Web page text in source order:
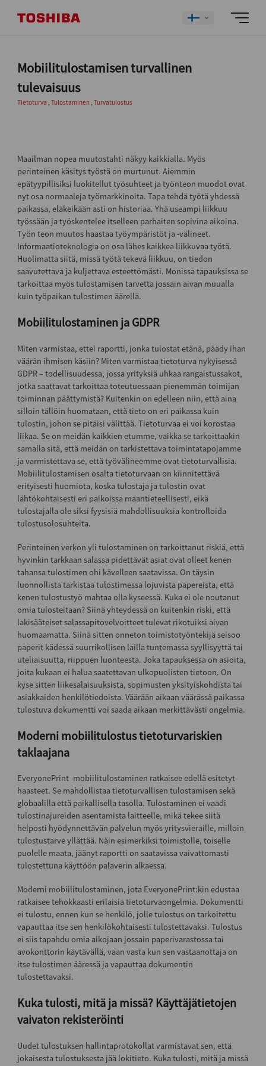
Mobiilitulostamisen turvallinen
tulevaisuus
Tietoturva , Tulostaminen , Turvatulostus
Maailman nopea muutostahti näkyy kaikkialla. Myös
perinteinen käsitys työstä on murtunut. Aiemmin
epätyypillisiksi luokitellut työsuhteet ja työnteon muodot ovat
nyt osa normaaleja työmarkkinoita. Tapa tehdä työtä yhdessä
paikassa, eläkeikään asti on historiaa. Yhä useampi liikkuu
työssään ja työskentelee itselleen parhaiten sopivina aikoina.
Työn teon muutos haastaa työympäristöt ja -välineet.
Informaatioteknologia on osa lähes kaikkea liikkuvaa työtä.
Huolimatta siitä, missä työtä tekevä liikkuu, on tiedon
saavutettava ja kuljettava esteettömästi. Monissa tapauksissa se
tarkoittaa myös tulostamisen tarvetta jossain aivan muualla
kuin työpaikan tulostimen äärellä.
Mobiilitulostaminen ja GDPR
Miten varmistaa, ettei raportti, jonka tulostat etänä, päädy ihan
väärän ihmisen käsiin? Miten varmistaa tietoturva nykyisessä
GDPR – todellisuudessa, jossa yrityksiä uhkaa rangaistussakot,
jotka saattavat tarkoittaa toteutuessaan pienemmän toimijan
toiminnan päättymistä? Kuitenkin on edelleen niin, että aina
silloin tällöin huomataan, että tieto on eri paikassa kuin
tulostin, johon se pitäisi välittää. Tietoturvaa ei voi korostaa
liikaa. Se on meidän kaikkien etumme, vaikka se tarkoittaakin
samalla sitä, että meidän on tarkistettava toimintatapojamme
ja varmistettava se, että työvälineemme ovat tietoturvallisia.
Mobiilitulostamisen osalta tietoturvaan on kiinnitettävä
erityisesti huomiota, koska tulostaja ja tulostin ovat
lähtökohtaisesti eri paikoissa maantieteellisesti, eikä
tulostajalla ole siksi fyysisiä mahdollisuuksia kontrolloida
tulostusolosuhteita.
Perinteinen verkon yli tulostaminen on tarkoittanut riskiä, että
hyvinkin tarkkaan salassa pidettävät asiat ovat olleet kenen
tahansa tulostimen ohi kävelleen saatavissa. On täysin
luonnollista tarkistaa tulostimessa lojuvista papereista, että
kenen tulostustyö mahtaa olla kyseessä. Kuka ei ole noutanut
omia tulosteitaan? Siinä yhteydessä on kuitenkin riski, että
lakisääteiset salassapitovelvoitteet tulevat rikotuiksi aivan
huomaamatta. Siinä sitten onneton toimistotyöntekijä seisoo
paperit kädessä suurrikollisen lailla tuntemassa syyllisyyttä tai
uteliaisuutta, riippuen luonteesta. Joka tapauksessa on asioita,
joita kukaan ei halua saatettavan ulkopuolisten tietoon. On
kyse sitten liikesalaisuuksista, sopimusten yksityiskohdista tai
asiakkaiden henkilötiedoista. Väärään aikaan väärässä paikassa
tulostuva dokumentti voi saada aikaan merkittävästi ongelmia.
Moderni mobiilitulostus tietoturvariskien
taklaajana
EveryonePrint -mobiilitulostaminen ratkaisee edellä esitetyt
haasteet. Se mahdollistaa tietoturvallisen tulostamisen sekä
globaalilla että paikallisella tasolla. Tulostaminen ei vaadi
tulostinajureiden asentamista laitteelle, mikä tekee siitä
helposti hyödynnettävän palvelun myös yritysvieraille, milloin
tulostustarve yllättää. Näin esimerkiksi toimistolle, toiselle
puolelle maata, jäänyt raportti on saatavissa vaivattomasti
tulostettuna käyttöön palaverin alkaessa.
Moderni mobiilitulostaminen, jota EveryonePrint:kin edustaa
ratkaisee tehokkaasti erilaisia tietoturvaongelmia. Dokumentti
ei tulostu, ennen kun se henkilö, jolle tulostus on tarkoitettu
vapauttaa itse sen henkilökohtaisesti tulostettavaksi. Tulostus
ei siis tapahdu omia aikojaan jossain paperivarastossa tai
avokonttorin käytävällä, vaan vasta kun sen vastaanottaja on
itse tulostimen ääressä ja vapauttaa dokumentin
tulostettavaksi.
Kuka tulosti, mitä ja missä? Käyttäjätietojen
vaivaton rekisteröinti
Uudet tulostuksen hallintaprotokollat varmistavat sen, että
jokaisesta tulostuksesta jää lokitieto. Kuka tulosti, mitä ja missä